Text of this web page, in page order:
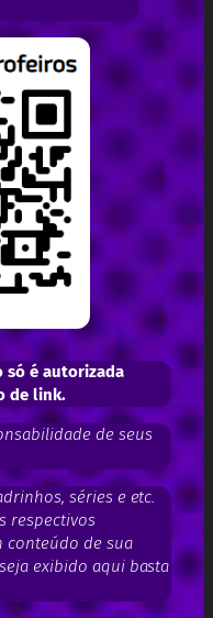
só é autorizada
de link.
de seus
séries e etc.
respectivos
conteúdo de sua
exibido aqui basta